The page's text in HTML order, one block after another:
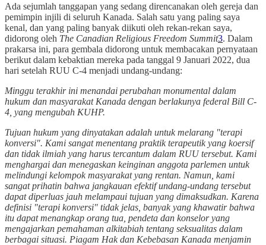
Ada sejumlah tanggapan yang sedang direncanakan oleh gereja dan
pemimpin injili di seluruh Kanada. Salah satu yang paling saya
kenal, dan yang paling banyak diikuti oleh rekan-rekan saya,
didorong oleh The Canadian Religious Freedom Summit3. Dalam
prakarsa ini, para gembala didorong untuk membacakan pernyataan
berikut dalam kebaktian mereka pada tanggal 9 Januari 2022, dua
hari setelah RUU C-4 menjadi undang-undang:
Minggu terakhir ini menandai perubahan monumental dalam
hukum dan masyarakat Kanada dengan berlakunya federal Bill C-
4, yang mengubah KUHP.
Tujuan hukum yang dinyatakan adalah untuk melarang "terapi
konversi". Kami sangat menentang praktik terapeutik yang koersif
dan tidak ilmiah yang harus tercantum dalam RUU tersebut. Kami
menghargai dan menegaskan keinginan anggota parlemen untuk
melindungi kelompok masyarakat yang rentan. Namun, kami
sangat prihatin bahwa jangkauan efektif undang-undang tersebut
dapat diperluas jauh melampaui tujuan yang dimaksudkan. Karena
definisi "terapi konversi" tidak jelas, banyak yang khawatir bahwa
itu dapat menangkap orang tua, pendeta dan konselor yang
mengajarkan pemahaman alkitabiah tentang seksualitas dalam
berbagai situasi. Piagam Hak dan Kebebasan Kanada menjamin